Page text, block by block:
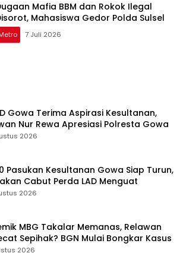
Mafia BBM dan Rokok Ilegal
Mahasiswa Gedor Polda Sulsel
7 Juli 2026
Gowa Terima Aspirasi Kesultanan,
Nur Rewa Apresiasi Polresta Gowa
2026
Pasukan Kesultanan Gowa Siap Turun,
Cabut Perda LAD Menguat
2026
MBG Takalar Memanas, Relawan
Sepihak? BGN Mulai Bongkar Kasus
2026